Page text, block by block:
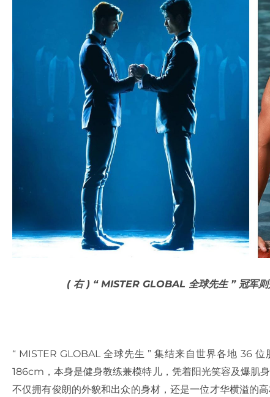
( 右 ) “ MISTER GLOBAL 全球先生 ” 冠
“ MISTER GLOBAL 全球先生 ” 集结来自世界各地 36
186cm，本身是健身教练兼模特儿，凭着阳光笑容及爆肌
不仅拥有俊朗的外貌和出众的身材，还是一位才华横溢的